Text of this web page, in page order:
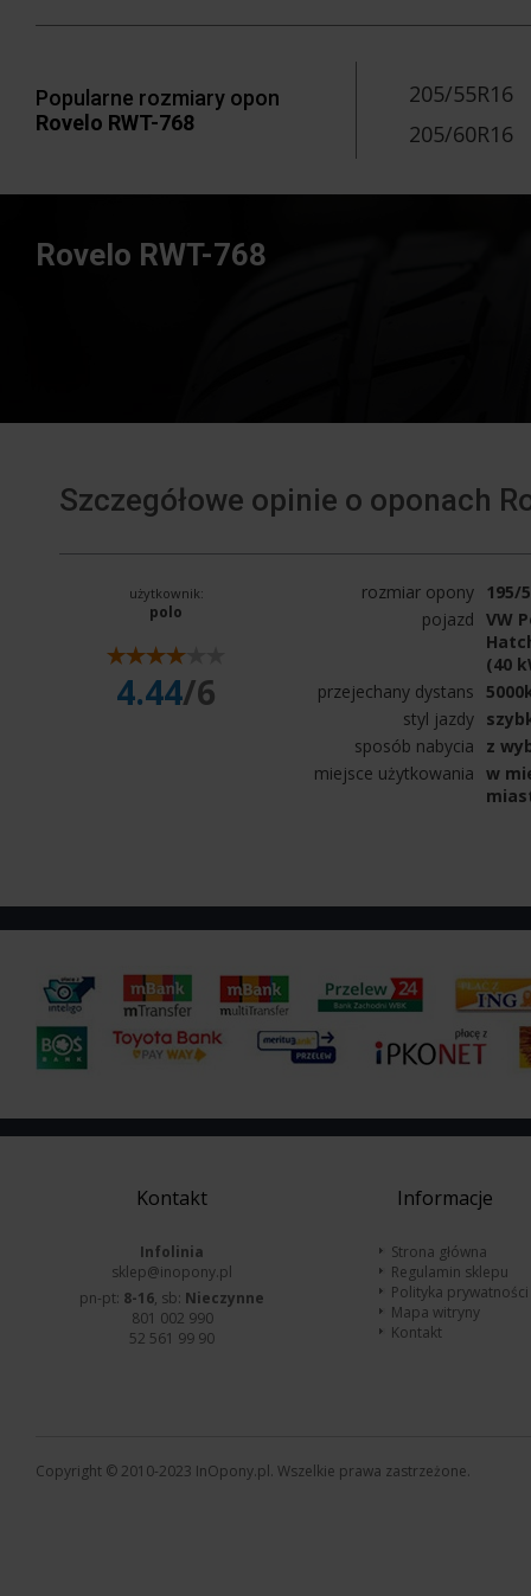
Popularne rozmiary opon
Rovelo RWT-768
205/55R16
205/60R16
Rovelo RWT-768
Szczegółowe opinie o oponach
użytkownik:
polo
4.44/6
rozmiar opony 195/
pojazd VW
(40
przejechany dystans
styl jazdy
sposób nabycia
z
miejsce użytkowania w
Kontakt
Infolinia
sklep@inopony.pl
pn-pt: 8-16, sb: Nieczynne
801 002 990
52 561 99 90
Informacje
Strona główna
Regulamin sklepu
Polityka prywatności
Mapa witryny
Kontakt
Copyright © 2010-2023 InOpony.pl. Wszelkie prawa zastrzeżone.